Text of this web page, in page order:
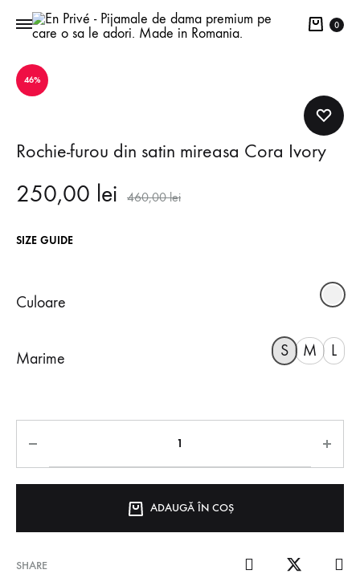
Cart
0
46%
Rochie-furou din satin mireasa Cora Ivory
250,00 lei 460,00lei
SIZE GUIDE
Culoare
Marime S M L
ADAUGĂ ÎN COȘ
SHARE